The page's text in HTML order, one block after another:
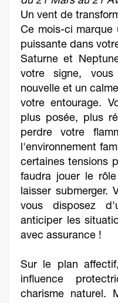
Un vent de
Ce mois-ci marque
puissante dans
Saturne et
votre signe, vous
nouvelle et un
votre entourage.
plus posée, plus
perdre votre
l'environnement
certaines tensions
faudra jouer le
laisser submerger.
vous disposez
anticiper les
avec assurance !
Sur le plan
influence
charisme naturel.